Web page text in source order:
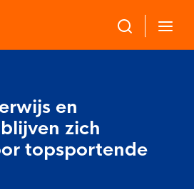
in de sport
en
zich
topsportende